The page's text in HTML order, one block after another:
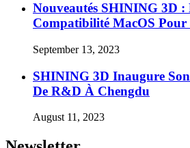
Nouveautés SHINING 3D :
Compatibilité MacOS Pour
September 13, 2023
SHINING 3D Inaugure
De R&D À Chengdu
August 11, 2023